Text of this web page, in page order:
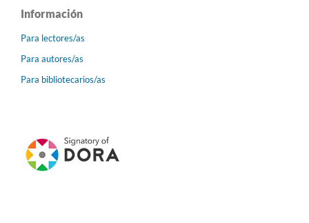
Información
Para lectores/as
Para autores/as
Para bibliotecarios/as